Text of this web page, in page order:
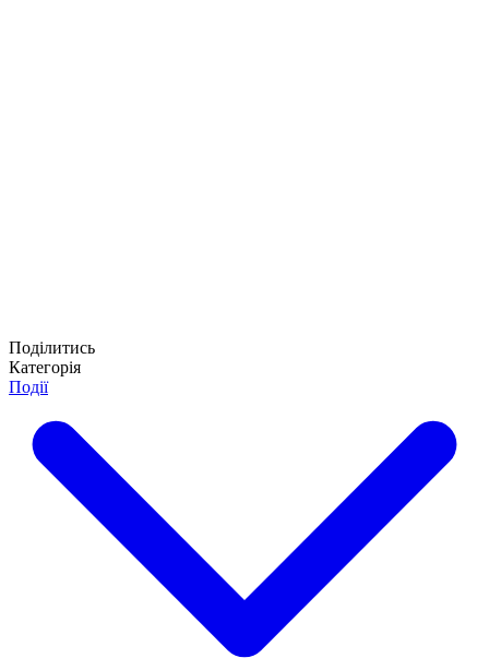
Поділитись
Категорія
Події